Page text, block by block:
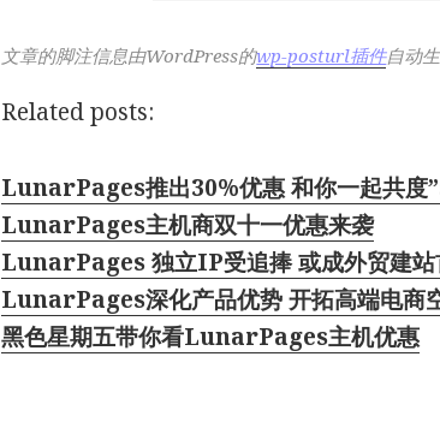
文章的脚注信息由WordPress的wp-posturl插件自动
Related posts:
LunarPages推出30%优惠 和你一起共度
LunarPages主机商双十一优惠来袭
LunarPages 独立IP受追捧 或成外贸建站
LunarPages深化产品优势 开拓高端电商
黑色星期五带你看LunarPages主机优惠